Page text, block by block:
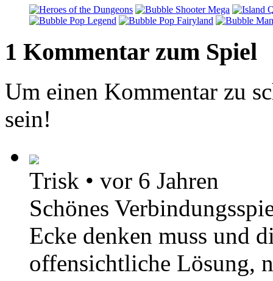
1 Kommentar zum Spiel
Um einen Kommentar zu
sein!
Trisk • vor 6 Jahren
Schönes
Ecke denken muss und
offensichtliche Lösung,